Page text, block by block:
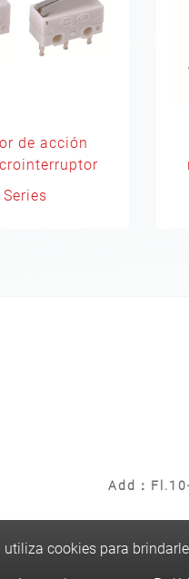
de acción
Series
utiliza cookies para
Add：